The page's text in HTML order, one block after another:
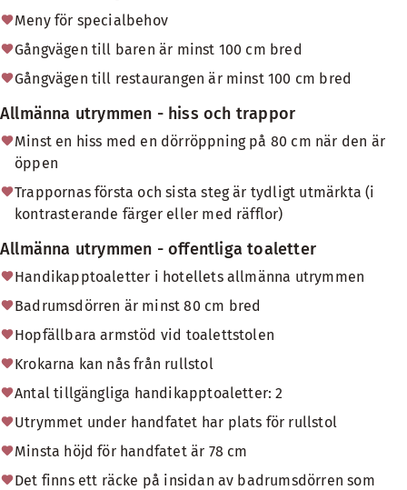
Meny för specialbehov
Gångvägen till baren är minst 100 cm bred
Gångvägen till restaurangen är minst 100 cm bred
Allmänna utrymmen - hiss och trappor
Minst en hiss med en dörröppning på 80 cm när den är
öppen
Trappornas första och sista steg är tydligt utmärkta (i
kontrasterande färger eller med räfflor)
Allmänna utrymmen - offentliga toaletter
Handikapptoaletter i hotellets allmänna utrymmen
Badrumsdörren är minst 80 cm bred
Hopfällbara armstöd vid toalettstolen
Krokarna kan nås från rullstol
Antal tillgängliga handikapptoaletter: 2
Utrymmet under handfatet har plats för rullstol
Minsta höjd för handfatet är 78 cm
Det finns ett räcke på insidan av badrumsdörren som